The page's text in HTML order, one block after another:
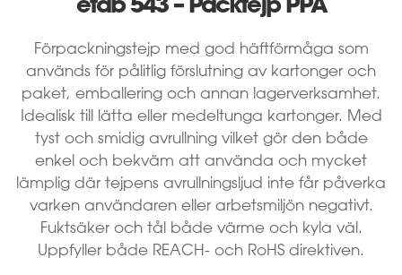
Förpackningstejp med god häftförmåga som
används för pålitlig förslutning av kartonger och
paket, emballering och annan lagerverksamhet.
Idealisk till lätta eller medeltunga kartonger. Med
tyst och smidig avrullning vilket gör den både
enkel och bekväm att använda och mycket
lämplig där tejpens avrullningsljud inte får påverka
varken användaren eller arbetsmiljön negativt.
Fuktsäker och tål både värme och kyla väl.
Uppfyller både REACH- och RoHS direktiven.